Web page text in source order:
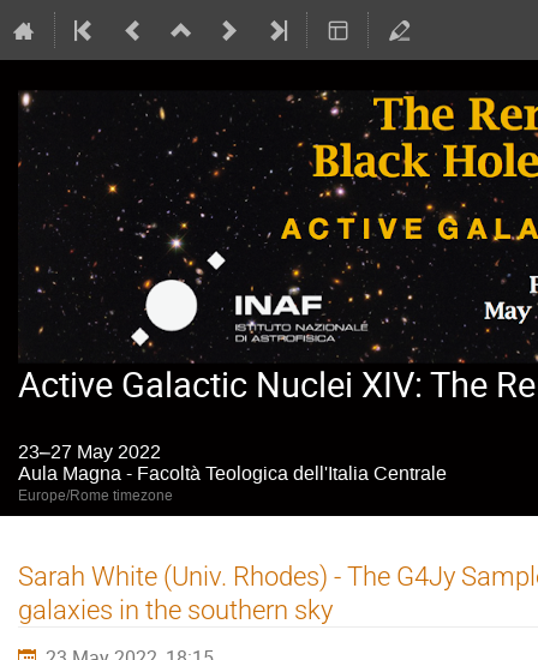
Active Galactic Nuclei XIV: The
23–27 May 2022
Aula Magna - Facoltà Teologica dell'Italia Centrale
Europe/Rome timezone
Sarah White (Univ. Rhodes) - The G4Jy
galaxies in the southern sky